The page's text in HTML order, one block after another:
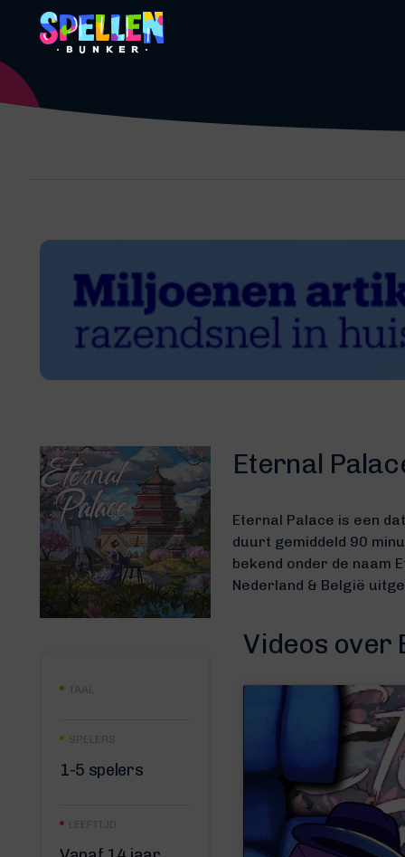
TAAL
SPELERS
1-5 spelers
LEEFTIJD
Eternal
Eternal Palace is een
duurt gemiddeld 90
bekend onder de naam
Nederland & België
Videos over